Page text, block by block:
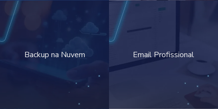
Backup na Nuvem Email Profissional